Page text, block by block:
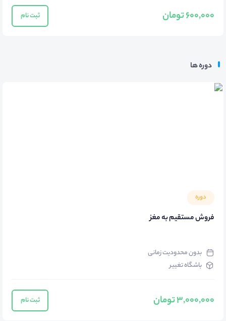
600,000 تومان ثبت نام
دوره ها
دوره
فروش مستقیم به مغز
بدون محدودیت زمانی
باشگاه تغییر
3,000,000 تومان ثبت نام